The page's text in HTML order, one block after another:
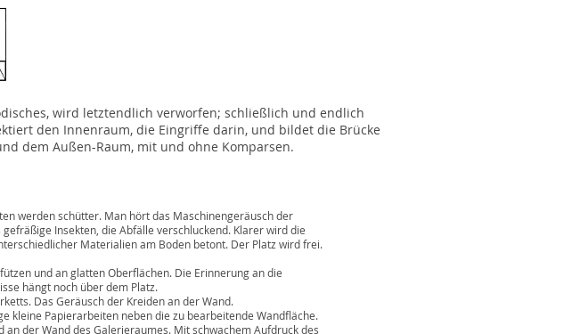
wird letztendlich verworfen; schließlich und endlich
den Innenraum, die Eingriffe darin, und bildet die Brücke
dem Außen-Raum, mit und ohne Komparsen.
schütter. Man hört das Maschinengeräusch der
Insekten, die Abfälle verschluckend. Klarer wird die
Materialien am Boden betont. Der Platz wird frei.
an glatten Oberflächen. Die Erinnerung an die
noch über dem Platz.
Geräusch der Kreiden an der Wand.
neben die zu bearbeitende Wandfläche.
des Galerieraumes. Mit schwachem Aufdruck des